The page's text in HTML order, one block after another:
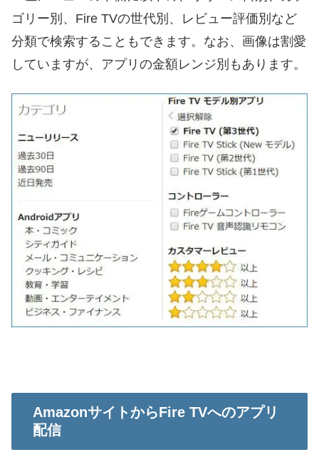
ゴリー別、Fire TVの世代別、レビュー評価別など
分類で検索することもできます。なお、画像は割愛
していますが、アプリの金額レンジ別もあります。
AmazonサイトからFire TVへのアプリ
配信